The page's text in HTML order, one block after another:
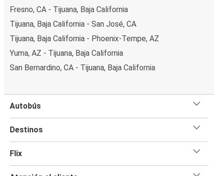
Fresno, CA - Tijuana, Baja California
Tijuana, Baja California - San José, CA
Tijuana, Baja California - Phoenix-Tempe, AZ
Yuma, AZ - Tijuana, Baja California
San Bernardino, CA - Tijuana, Baja California
Autobús
Destinos
Flix